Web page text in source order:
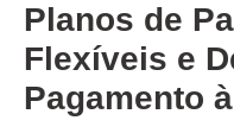
Planos de
Flexíveis e
Pagamento